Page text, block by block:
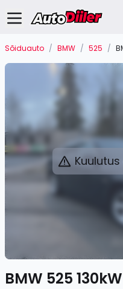
Sõiduauto / BMW / 525 /
BMW 525 130kW